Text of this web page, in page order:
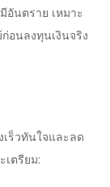
อันตราย เหมาะ
อนลงทุนเงินจริง
เร็วทันใจและลด
เตรียม: